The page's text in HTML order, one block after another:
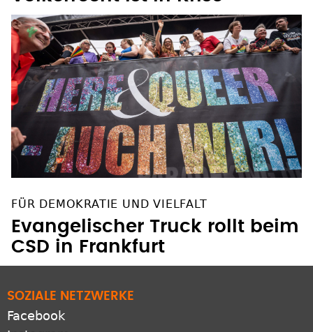
Evangelischer Truck rollt beim
CSD in Frankfurt
Facebook
Instagram